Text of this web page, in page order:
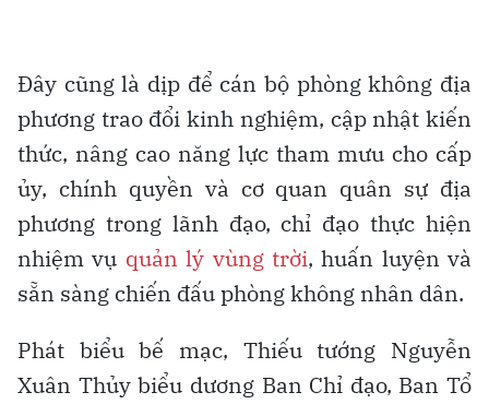
Đây cũng là dịp để cán bộ phòng không địa
phương trao đổi kinh nghiệm, cập nhật kiến
thức, nâng cao năng lực tham mưu cho cấp
ủy, chính quyền và cơ quan quân sự địa
phương trong lãnh đạo, chỉ đạo thực hiện
nhiệm vụ quản lý vùng trời, huấn luyện và
sẵn sàng chiến đấu phòng không nhân dân.
Phát biểu bế mạc, Thiếu tướng Nguyễn
Xuân Thủy biểu dương Ban Chỉ đạo, Ban Tổ